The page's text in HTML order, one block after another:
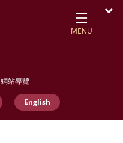
MENU
網站導覽
English